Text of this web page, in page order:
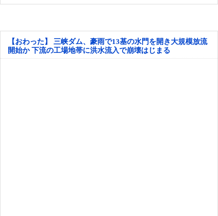
【おわった】 三峡ダム、豪雨で13基の水門を開き大規模放流
開始か 下流の工場地帯に洪水流入で崩壊はじまる